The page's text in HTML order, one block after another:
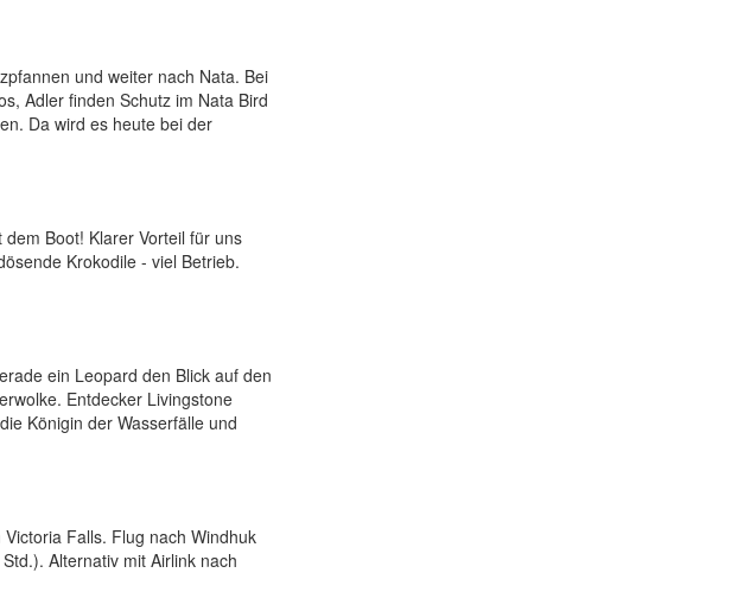
und weiter nach Nata. Bei
Adler finden Schutz im Nata Bird
Da wird es heute bei der
Boot! Klarer Vorteil für uns
Krokodile - viel Betrieb.
ein Leopard den Blick auf den
Entdecker Livingstone
Königin der Wasserfälle und
Falls. Flug nach Windhuk
Alternativ mit Airlink nach